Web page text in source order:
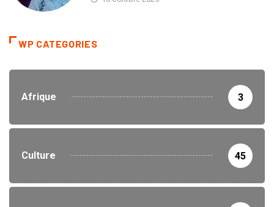
WP CATEGORIES
Afrique 3
Culture 45